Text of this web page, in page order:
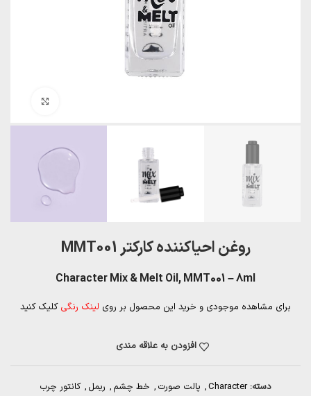
روغن احیاکننده کارکتر MMT001
Character Mix & Melt Oil, MMT001 – 8ml
برای مشاهده موجودی و خرید این محصول بر روی لینک رنگی کلیک کنید
افزودن به علاقه مندی
دسته: Character
, پالت صورت , خط چشم , ریمل , کانتور چرب